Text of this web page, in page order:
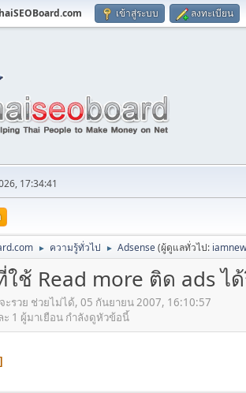
เข้าสู่ระบบ ลงทะเบียน
17:34:41
► ความรู้ทั่วไป ► Adsense(ผู้ดูแลทั่วไป:
ใช้ Read more ติด ads ไ
ะรวย ช่วยไม่ได้, 05 กันยายน 2007, 16:10:57
1 ผู้มาเยือน กำลังดูหัวข้อนี้